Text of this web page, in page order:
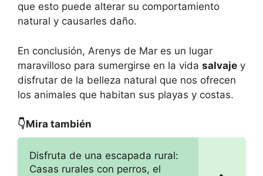
que esto puede alterar su comportamiento
natural y causarles daño.
En conclusión, Arenys de Mar es un lugar
maravilloso para sumergirse en la vida salvaje y
disfrutar de la belleza natural que nos ofrecen
los animales que habitan sus playas y costas.
👇Mira también
Disfruta de una escapada rural:
Casas rurales con perros, el